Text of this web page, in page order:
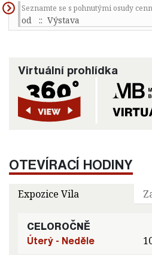
Seznamte se s pohnutými osudy
od :: Výstava
Virtuální prohlídka
OTEVÍRACÍ HODINY
Expozice Vila
CELOROČNĚ
Úterý - Neděle